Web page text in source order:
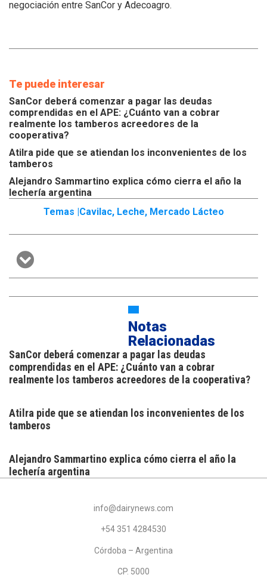
negociación entre SanCor y Adecoagro.
Te puede interesar
SanCor deberá comenzar a pagar las deudas
comprendidas en el APE: ¿Cuánto van a cobrar
realmente los tamberos acreedores de la
cooperativa?
Atilra pide que se atiendan los inconvenientes de los
tamberos
Alejandro Sammartino explica cómo cierra el año la
lechería argentina
Temas |Cavilac, Leche, Mercado Lácteo
Notas
Relacionadas
SanCor deberá comenzar a pagar las deudas
comprendidas en el APE: ¿Cuánto van a cobrar
realmente los tamberos acreedores de la cooperativa?
Atilra pide que se atiendan los inconvenientes de los
tamberos
Alejandro Sammartino explica cómo cierra el año la
lechería argentina
info@dairynews.com
+54 351 4284530
Córdoba – Argentina
CP. 5000